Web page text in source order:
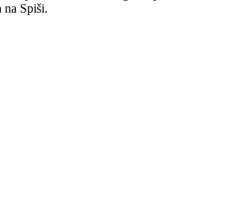
na Spiši.